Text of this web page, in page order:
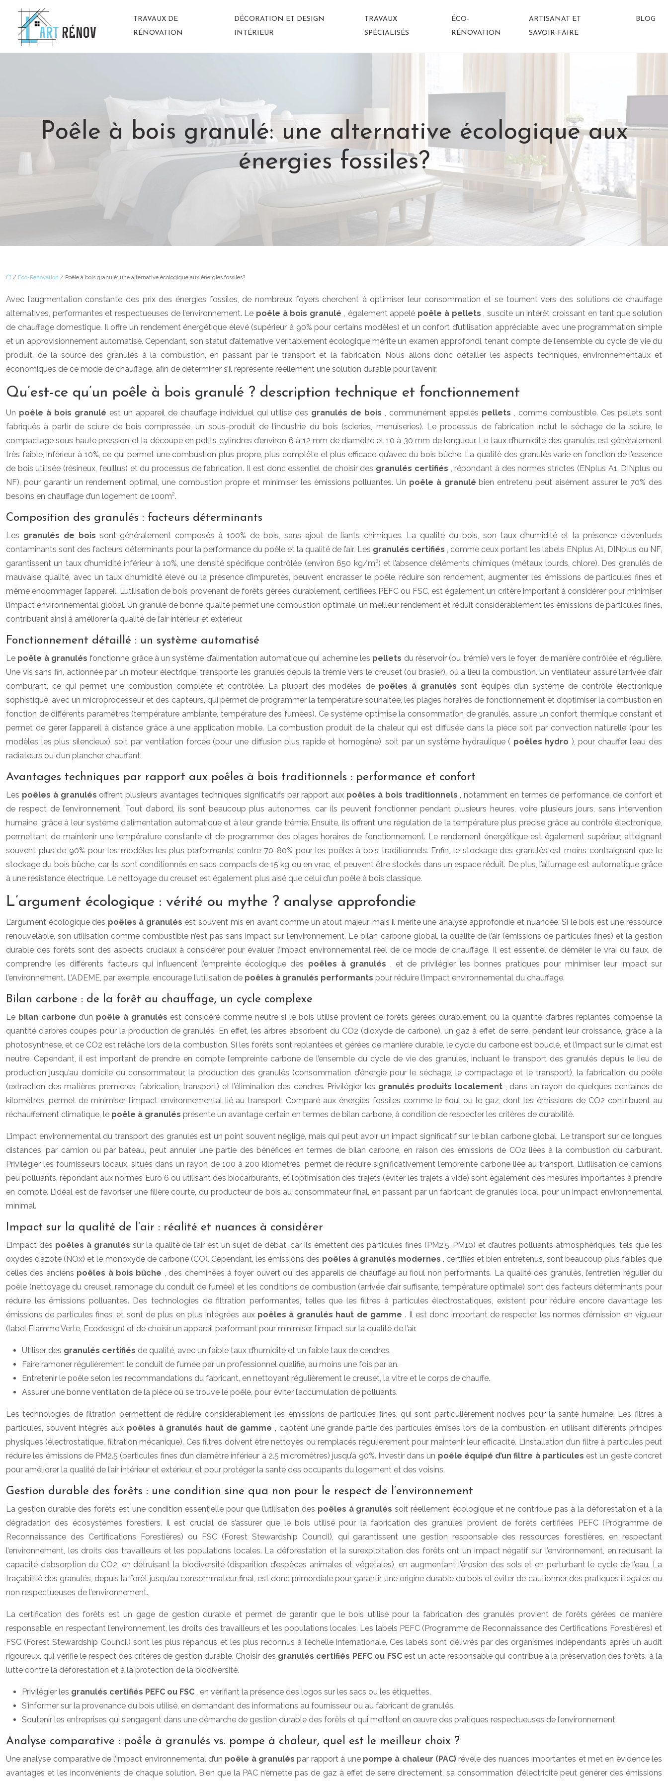
TRAVAUX DE
RÉNOVATION
DÉCORATION ET DESIGN
INTÉRIEUR
TRAVAUX
SPÉCIALISÉS
ÉCO-
RÉNOVATION
ARTISANAT ET
SAVOIR-FAIRE
BLOG
Poêle à bois granulé: une alternative écologique aux
énergies fossiles?
/ Éco-Rénovation / Poêle à bois granulé: une alternative écologique aux énergies fossiles?
Avec l’augmentation constante des prix des énergies fossiles, de nombreux foyers cherchent à optimiser leur consommation et se tournent vers des solutions de chauffage
alternatives, performantes et respectueuses de l’environnement. Le poêle à bois granulé , également appelé poêle à pellets, suscite un intérêt croissant en tant que solution
de chauffage domestique. Il offre un rendement énergétique élevé (supérieur à 90% pour certains modèles) et un confort d’utilisation appréciable, avec une programmation simple
et un approvisionnement automatisé. Cependant, son statut d’alternative véritablement écologique mérite un examen approfondi, tenant compte de l’ensemble du cycle de vie du
produit, de la source des granulés à la combustion, en passant par le transport et la fabrication. Nous allons donc détailler les aspects techniques, environnementaux et
économiques de ce mode de chauffage, afin de déterminer s’il représente réellement une solution durable pour l’avenir.
Qu’est-ce qu’un poêle à bois granulé ? description technique et fonctionnement
Un poêle à bois granulé est un appareil de chauffage individuel qui utilise des granulés de bois , communément appelés pellets , comme combustible. Ces pellets sont
fabriqués à partir de sciure de bois compressée, un sous-produit de l’industrie du bois (scieries, menuiseries). Le processus de fabrication inclut le séchage de la sciure, le
compactage sous haute pression et la découpe en petits cylindres d’environ 6 à 12 mm de diamètre et 10 à 30 mm de longueur. Le taux d’humidité des granulés est généralement
très faible, inférieur à 10%, ce qui permet une combustion plus propre, plus complète et plus efficace qu’avec du bois bûche. La qualité des granulés varie en fonction de l’essence
de bois utilisée (résineux, feuillus) et du processus de fabrication. Il est donc essentiel de choisir des granulés certifiés , répondant à des normes strictes (ENplus A1, DINplus ou
NF), pour garantir un rendement optimal, une combustion propre et minimiser les émissions polluantes. Un poêle à granulébien entretenu peut aisément assurer le 70% des
besoins en chauffage d’un logement de 100m².
Composition des granulés : facteurs déterminants
Les granulés de bois sont généralement composés à 100% de bois, sans ajout de liants chimiques. La qualité du bois, son taux d’humidité et la présence d’éventuels
contaminants sont des facteurs déterminants pour la performance du poêle et la qualité de l’air. Les granulés certifiés , comme ceux portant les labels ENplus A1, DINplus ou NF,
garantissent un taux d’humidité inférieur à 10%, une densité spécifique contrôlée (environ 650 kg/m³) et l’absence d’éléments chimiques (métaux lourds, chlore). Des granulés de
mauvaise qualité, avec un taux d’humidité élevé ou la présence d’impuretés, peuvent encrasser le poêle, réduire son rendement, augmenter les émissions de particules fines et
même endommager l’appareil. L’utilisation de bois provenant de forêts gérées durablement, certifiées PEFC ou FSC, est également un critère important à considérer pour minimiser
l’impact environnemental global. Un granulé de bonne qualité permet une combustion optimale, un meilleur rendement et réduit considérablement les émissions de particules fines,
contribuant ainsi à améliorer la qualité de l’air intérieur et extérieur.
Fonctionnement détaillé : un système automatisé
Le poêle à granulésfonctionne grâce à un système d’alimentation automatique qui achemine les pellets du réservoir (ou trémie) vers le foyer, de manière contrôlée et régulière.
Une vis sans fin, actionnée par un moteur électrique, transporte les granulés depuis la trémie vers le creuset (ou brasier), où a lieu la combustion. Un ventilateur assure l’arrivée d’air
comburant, ce qui permet une combustion complète et contrôlée. La plupart des modèles de poêles à granuléssont équipés d’un système de contrôle électronique
sophistiqué, avec un microprocesseur et des capteurs, qui permet de programmer la température souhaitée, les plages horaires de fonctionnement et d’optimiser la combustion en
fonction de différents paramètres (température ambiante, température des fumées). Ce système optimise la consommation de granulés, assure un confort thermique constant et
permet de gérer l’appareil à distance grâce à une application mobile. La combustion produit de la chaleur, qui est diffusée dans la pièce soit par convection naturelle (pour les
modèles les plus silencieux), soit par ventilation forcée (pour une diffusion plus rapide et homogène), soit par un système hydraulique ( poêles hydro ), pour chauffer l’eau des
radiateurs ou d’un plancher chauffant.
Avantages techniques par rapport aux poêles à bois traditionnels : performance et confort
Les poêles à granulés offrent plusieurs avantages techniques significatifs par rapport aux poêles à bois traditionnels, notamment en termes de performance, de confort et
de respect de l’environnement. Tout d’abord, ils sont beaucoup plus autonomes, car ils peuvent fonctionner pendant plusieurs heures, voire plusieurs jours, sans intervention
humaine, grâce à leur système d’alimentation automatique et à leur grande trémie. Ensuite, ils offrent une régulation de la température plus précise grâce au contrôle électronique,
permettant de maintenir une température constante et de programmer des plages horaires de fonctionnement. Le rendement énergétique est également supérieur, atteignant
souvent plus de 90% pour les modèles les plus performants, contre 70-80% pour les poêles à bois traditionnels. Enfin, le stockage des granulés est moins contraignant que le
stockage du bois bûche, car ils sont conditionnés en sacs compacts de 15 kg ou en vrac, et peuvent être stockés dans un espace réduit. De plus, l’allumage est automatique grâce
à une résistance électrique. Le nettoyage du creuset est également plus aisé que celui d’un poêle à bois classique.
L’argument écologique : vérité ou mythe ? analyse approfondie
L’argument écologique des poêles à granulés est souvent mis en avant comme un atout majeur, mais il mérite une analyse approfondie et nuancée. Si le bois est une ressource
renouvelable, son utilisation comme combustible n’est pas sans impact sur l’environnement. Le bilan carbone global, la qualité de l’air (émissions de particules fines) et la gestion
durable des forêts sont des aspects cruciaux à considérer pour évaluer l’impact environnemental réel de ce mode de chauffage. Il est essentiel de démêler le vrai du faux, de
comprendre les différents facteurs qui influencent l’empreinte écologique des poêles à granulés, et de privilégier les bonnes pratiques pour minimiser leur impact sur
l’environnement. L’ADEME, par exemple, encourage l’utilisation de poêles à granulés performants pour réduire l’impact environnemental du chauffage.
Bilan carbone : de la forêt au chauffage, un cycle complexe
Le bilan carbone d’un poêle à granulés est considéré comme neutre si le bois utilisé provient de forêts gérées durablement, où la quantité d’arbres replantés compense la
quantité d’arbres coupés pour la production de granulés. En effet, les arbres absorbent du CO2 (dioxyde de carbone), un gaz à effet de serre, pendant leur croissance, grâce à la
photosynthèse, et ce CO2 est relâché lors de la combustion. Si les forêts sont replantées et gérées de manière durable, le cycle du carbone est bouclé, et l’impact sur le climat est
neutre. Cependant, il est important de prendre en compte l’empreinte carbone de l’ensemble du cycle de vie des granulés, incluant le transport des granulés depuis le lieu de
production jusqu’au domicile du consommateur, la production des granulés (consommation d’énergie pour le séchage, le compactage et le transport), la fabrication du poêle
(extraction des matières premières, fabrication, transport) et l’élimination des cendres. Privilégier les granulés produits localement , dans un rayon de quelques centaines de
kilomètres, permet de minimiser l’impact environnemental lié au transport. Comparé aux énergies fossiles comme le fioul ou le gaz, dont les émissions de CO2 contribuent au
réchauffement climatique, le poêle à granulés présente un avantage certain en termes de bilan carbone, à condition de respecter les critères de durabilité.
L’impact environnemental du transport des granulés est un point souvent négligé, mais qui peut avoir un impact significatif sur le bilan carbone global. Le transport sur de longues
distances, par camion ou par bateau, peut annuler une partie des bénéfices en termes de bilan carbone, en raison des émissions de CO2 liées à la combustion du carburant.
Privilégier les fournisseurs locaux, situés dans un rayon de 100 à 200 kilomètres, permet de réduire significativement l’empreinte carbone liée au transport. L’utilisation de camions
peu polluants, répondant aux normes Euro 6 ou utilisant des biocarburants, et l’optimisation des trajets (éviter les trajets à vide) sont également des mesures importantes à prendre
en compte. L’idéal est de favoriser une filière courte, du producteur de bois au consommateur final, en passant par un fabricant de granulés local, pour un impact environnemental
minimal.
Impact sur la qualité de l’air : réalité et nuances à considérer
L’impact des poêles à granulés sur la qualité de l’air est un sujet de débat, car ils émettent des particules fines (PM2.5, PM10) et d’autres polluants atmosphériques, tels que les
oxydes d’azote (NOx) et le monoxyde de carbone (CO). Cependant, les émissions des poêles à granulés modernes , certifiés et bien entretenus, sont beaucoup plus faibles que
celles des anciens poêles à bois bûche , des cheminées à foyer ouvert ou des appareils de chauffage au fioul non performants. La qualité des granulés, l’entretien régulier du
poêle (nettoyage du creuset, ramonage du conduit de fumée) et les conditions de combustion (arrivée d’air suffisante, température optimale) sont des facteurs déterminants pour
réduire les émissions polluantes. Des technologies de filtration performantes, telles que les filtres à particules électrostatiques, existent pour réduire encore davantage les
émissions de particules fines, et sont de plus en plus intégrées aux poêles à granulés haut de gamme. Il est donc important de respecter les normes d’émission en vigueur
(label Flamme Verte, Ecodesign) et de choisir un appareil performant pour minimiser l’impact sur la qualité de l’air.
Utiliser des granulés certifiés de qualité, avec un faible taux d’humidité et un faible taux de cendres.
Faire ramoner régulièrement le conduit de fumée par un professionnel qualifié, au moins une fois par an.
Entretenir le poêle selon les recommandations du fabricant, en nettoyant régulièrement le creuset, la vitre et le corps de chauffe.
Assurer une bonne ventilation de la pièce où se trouve le poêle, pour éviter l’accumulation de polluants.
Les technologies de filtration permettent de réduire considérablement les émissions de particules fines, qui sont particulièrement nocives pour la santé humaine. Les filtres à
particules, souvent intégrés aux poêles à granulés haut de gamme, captent une grande partie des particules émises lors de la combustion, en utilisant différents principes
physiques (électrostatique, filtration mécanique). Ces filtres doivent être nettoyés ou remplacés régulièrement pour maintenir leur efficacité. L’installation d’un filtre à particules peut
réduire les émissions de PM2.5 (particules fines d’un diamètre inférieur à 2.5 micromètres) jusqu’à 90%. Investir dans un poêle équipé d’un filtre à particules est un geste concret
pour améliorer la qualité de l’air intérieur et extérieur, et pour protéger la santé des occupants du logement et des voisins.
Gestion durable des forêts : une condition sine qua non pour le respect de l’environnement
La gestion durable des forêts est une condition essentielle pour que l’utilisation des poêles à granuléssoit réellement écologique et ne contribue pas à la déforestation et à la
dégradation des écosystèmes forestiers. Il est crucial de s’assurer que le bois utilisé pour la fabrication des granulés provient de forêts certifiées PEFC (Programme de
Reconnaissance des Certifications Forestières) ou FSC (Forest Stewardship Council), qui garantissent une gestion responsable des ressources forestières, en respectant
l’environnement, les droits des travailleurs et les populations locales. La déforestation et la surexploitation des forêts ont un impact négatif sur l’environnement, en réduisant la
capacité d’absorption du CO2, en détruisant la biodiversité (disparition d’espèces animales et végétales), en augmentant l’érosion des sols et en perturbant le cycle de l’eau. La
traçabilité des granulés, depuis la forêt jusqu’au consommateur final, est donc primordiale pour garantir une origine durable du bois et éviter de cautionner des pratiques illégales ou
non respectueuses de l’environnement.
La certification des forêts est un gage de gestion durable et permet de garantir que le bois utilisé pour la fabrication des granulés provient de forêts gérées de manière
responsable, en respectant l’environnement, les droits des travailleurs et les populations locales. Les labels PEFC (Programme de Reconnaissance des Certifications Forestières) et
FSC (Forest Stewardship Council) sont les plus répandus et les plus reconnus à l’échelle internationale. Ces labels sont délivrés par des organismes indépendants après un audit
rigoureux, qui vérifie le respect des critères de gestion durable. Choisir des granulés certifiés PEFC ou FSC est un acte responsable qui contribue à la préservation des forêts, à la
lutte contre la déforestation et à la protection de la biodiversité.
Privilégier les granulés certifiés PEFC ou FSC , en vérifiant la présence des logos sur les sacs ou les étiquettes.
S’informer sur la provenance du bois utilisé, en demandant des informations au fournisseur ou au fabricant de granulés.
Soutenir les entreprises qui s’engagent dans une démarche de gestion durable des forêts et qui mettent en œuvre des pratiques respectueuses de l’environnement.
Analyse comparative : poêle à granulés vs. pompe à chaleur, quel est le meilleur choix ?
Une analyse comparative de l’impact environnemental d’un poêle à granuléspar rapport à une pompe à chaleur (PAC)révèle des nuances importantes et met en évidence les
avantages et les inconvénients de chaque solution. Bien que la PAC n’émette pas de gaz à effet de serre directement, sa consommation d’électricité peut générer des émissions